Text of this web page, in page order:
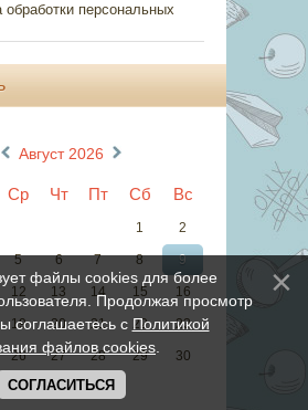
обработки персональных
« Август 2026 »
Ср Чт Пт Сб Вс
1 2
5 6 7 8 9
12 13 14 15 16
19 20 21 22 23
26 27 28 29 30
файлы cookies для более
Продолжая просмотр
соглашаетесь с Политикой
файлов cookies
СОГЛАСИТЬСЯ